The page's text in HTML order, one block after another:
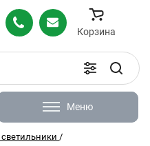
Корзина
Меню
/